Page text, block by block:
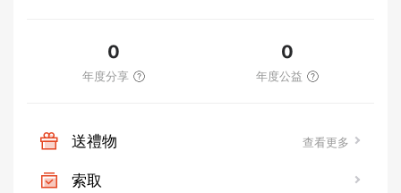
0
年度分享
0
年度公益
送禮物 查看更多
索取